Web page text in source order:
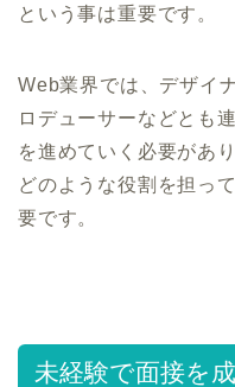
という事は重要です。
Web業界では、デザイ
ロデューサーなどとも
を進めていく必要があ
どのような役割を担っ
要です。
未経験で面接を